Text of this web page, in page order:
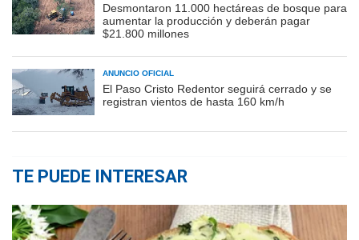
Desmontaron 11.000 hectáreas de bosque para
aumentar la producción y deberán pagar
$21.800 millones
ANUNCIO OFICIAL
El Paso Cristo Redentor seguirá cerrado y se
registran vientos de hasta 160 km/h
TE PUEDE INTERESAR